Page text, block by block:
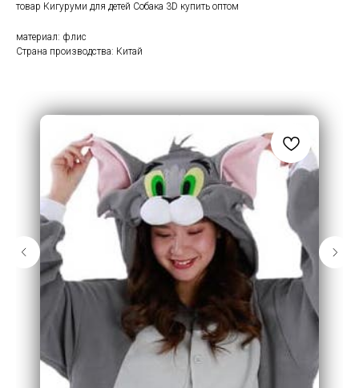
товар Кигуруми для детей Собака 3D купить оптом
материал: флис
Страна производства: Китай